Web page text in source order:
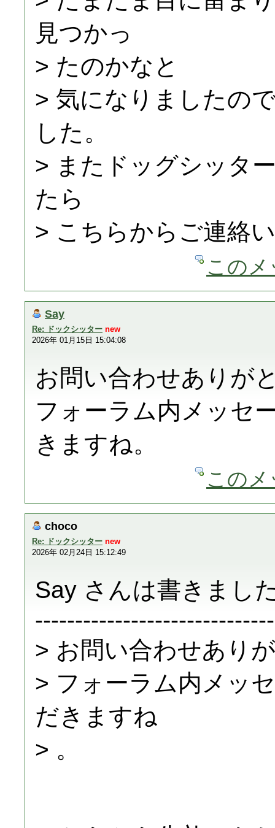
見つかっ
> たのかなと
> 気になりましたの
した。
> またドッグシッタ
たら
> こちらからご連絡
この
Say
Re: ドックシッター new
2026年 01月15日 15:04:08
お問い合わせありが
フォーラム内メッセ
きますね。
この
choco
Re: ドックシッター new
2026年 02月24日 15:12:49
Say さんは書きまし
> お問い合わせあり
> フォーラム内メッ
だきますね
> 。